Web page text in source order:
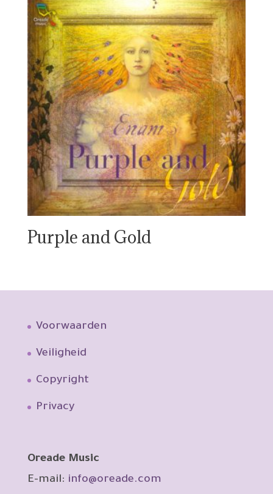
Purple and Gold
Voorwaarden
Veiligheid
Copyright
Privacy
Oreade Music
E-mail: info@oreade.com